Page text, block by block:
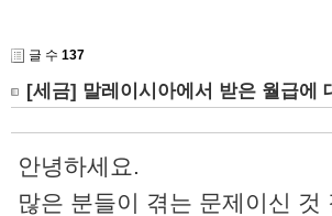
글 수 137
[세금] 말레이시아에서 받은 월급에
안녕하세요.
많은 분들이 겪는 문제이신